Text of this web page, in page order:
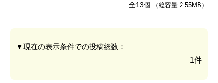
全13個 （総容量 2.55MB）
▼現在の表示条件での投稿総数：
1件